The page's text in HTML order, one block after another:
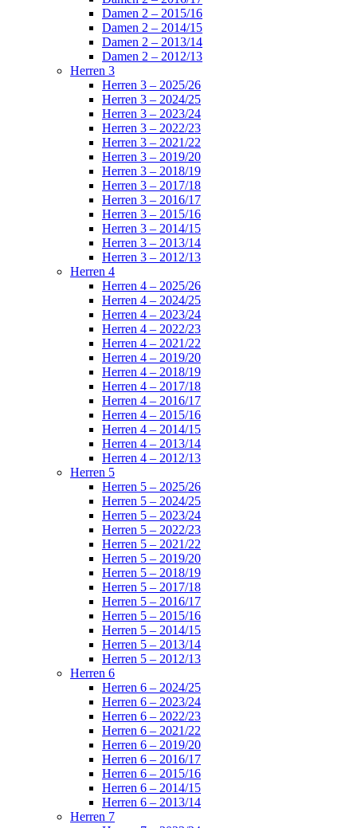
Damen 2 – 2015/16
Damen 2 – 2014/15
Damen 2 – 2013/14
Damen 2 – 2012/13
Herren 3
Herren 3 – 2025/26
Herren 3 – 2024/25
Herren 3 – 2023/24
Herren 3 – 2022/23
Herren 3 – 2021/22
Herren 3 – 2019/20
Herren 3 – 2018/19
Herren 3 – 2017/18
Herren 3 – 2016/17
Herren 3 – 2015/16
Herren 3 – 2014/15
Herren 3 – 2013/14
Herren 3 – 2012/13
Herren 4
Herren 4 – 2025/26
Herren 4 – 2024/25
Herren 4 – 2023/24
Herren 4 – 2022/23
Herren 4 – 2021/22
Herren 4 – 2019/20
Herren 4 – 2018/19
Herren 4 – 2017/18
Herren 4 – 2016/17
Herren 4 – 2015/16
Herren 4 – 2014/15
Herren 4 – 2013/14
Herren 4 – 2012/13
Herren 5
Herren 5 – 2025/26
Herren 5 – 2024/25
Herren 5 – 2023/24
Herren 5 – 2022/23
Herren 5 – 2021/22
Herren 5 – 2019/20
Herren 5 – 2018/19
Herren 5 – 2017/18
Herren 5 – 2016/17
Herren 5 – 2015/16
Herren 5 – 2014/15
Herren 5 – 2013/14
Herren 5 – 2012/13
Herren 6
Herren 6 – 2024/25
Herren 6 – 2023/24
Herren 6 – 2022/23
Herren 6 – 2021/22
Herren 6 – 2019/20
Herren 6 – 2016/17
Herren 6 – 2015/16
Herren 6 – 2014/15
Herren 6 – 2013/14
Herren 7